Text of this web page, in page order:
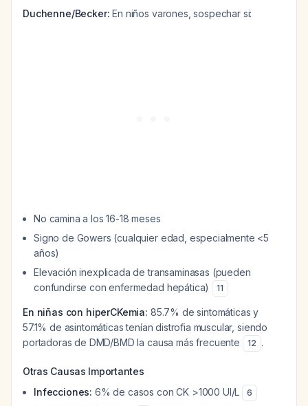
Duchenne/Becker: En niños varones, sospechar si:
No camina a los 16-18 meses
Signo de Gowers (cualquier edad, especialmente <5
años)
Elevación inexplicada de transaminasas (pueden
confundirse con enfermedad hepática)
11
En niñas con hiperCKemia: 85.7% de sintomáticas y
57.1% de asintomáticas tenían distrofia muscular, siendo
portadoras de DMD/BMD la causa más frecuente
12 .
Otras Causas Importantes
Infecciones: 6% de casos con CK >1000 UI/L 6